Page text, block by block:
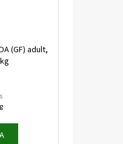
(GF) adult,